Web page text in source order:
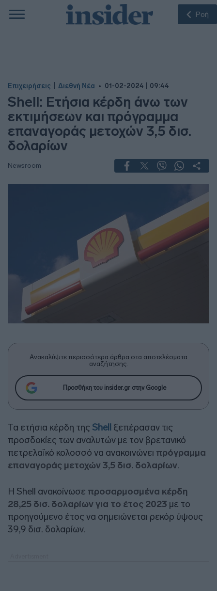
Ροή
Επιχειρήσεις Διεθνή Νέα 01-02-2024 | 09:44
Shell: Ετήσια κέρδη άνω των
εκτιμήσεων και πρόγραμμα
επαναγοράς μετοχών 3,5 δισ.
δολαρίων
Newsroom
Ανακαλύψτε περισσότερα άρθρα στα αποτελέσματα
αναζήτησης.
Προσθήκη του insider.gr στην Google
Τα ετήσια κέρδη της Shell ξεπέρασαν τις
προσδοκίες των αναλυτών με τον βρετανικό
πετρελαϊκό κολοσσό να ανακοινώνει πρόγραμμα
επαναγοράς μετοχών 3,5 δισ. δολαρίων.
Η Shell ανακοίνωσε προσαρμοσμένα κέρδη
28,25 δισ. δολαρίων για το έτος 2023 με το
προηγούμενο έτος να σημειώνεται ρεκόρ ύψους
39,9 δισ. δολαρίων.